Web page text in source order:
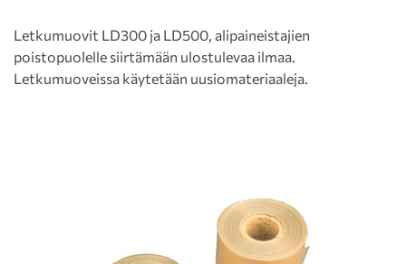
Letkumuovit LD300 ja LD500, alipaineistajien
poistopuolelle siirtämään ulostulevaa ilmaa.
Letkumuoveissa käytetään uusiomateriaaleja.